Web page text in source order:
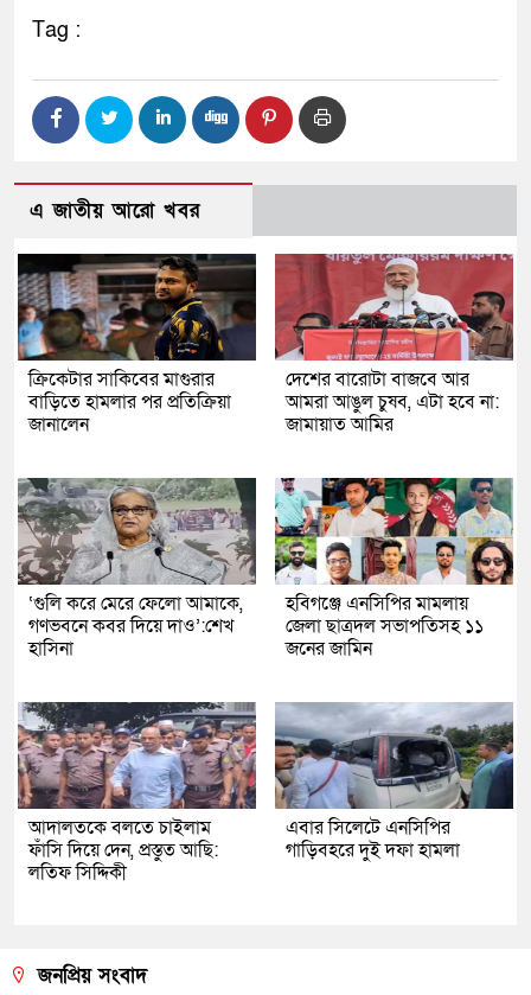
Tag :
এ জাতীয় আরো খবর
ক্রিকেটার সাকিবের মাগুরার
বাড়িতে হামলার পর প্রতিক্রিয়া
জানালেন
দেশের বারোটা বাজবে আর
আমরা আঙুল চুষব, এটা হবে না:
জামায়াত আমির
‘গুলি করে মেরে ফেলো আমাকে,
গণভবনে কবর দিয়ে দাও’:শেখ
হাসিনা
হবিগঞ্জে এনসিপির মামলায়
জেলা ছাত্রদল সভাপতিসহ ১১
জনের জামিন
আদালতকে বলতে চাইলাম
ফাঁসি দিয়ে দেন, প্রস্তুত আছি:
লতিফ সিদ্দিকী
এবার সিলেটে এনসিপির
গাড়িবহরে দুই দফা হামলা
জনপ্রিয় সংবাদ